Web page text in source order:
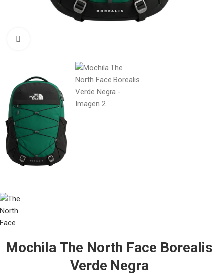
Mochila The North Face Borealis
Verde Negra